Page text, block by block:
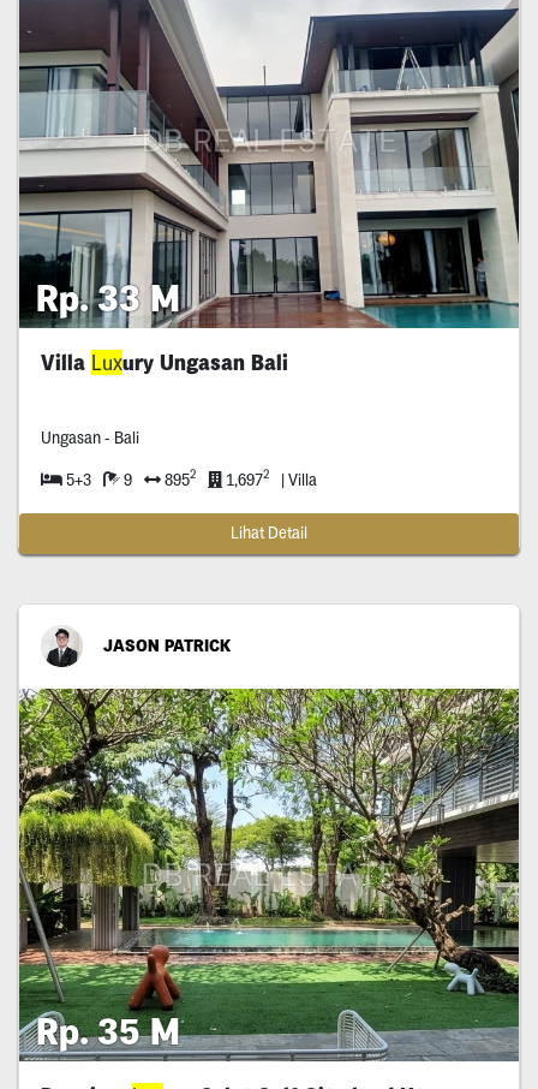
Rp. 33 M
Villa Luxury Ungasan Bali
Ungasan - Bali
5+3 9 8952 1,6972 | Villa
Lihat Detail
JASON PATRICK
Rp. 35 M